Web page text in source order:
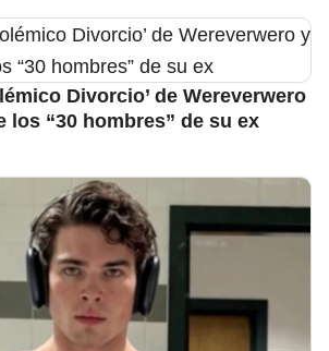
Divorcio’ de Wereverwero
los “30 hombres” de su ex